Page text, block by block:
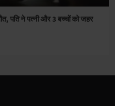
पति ने पत्नी और 3 बच्चों को जहर